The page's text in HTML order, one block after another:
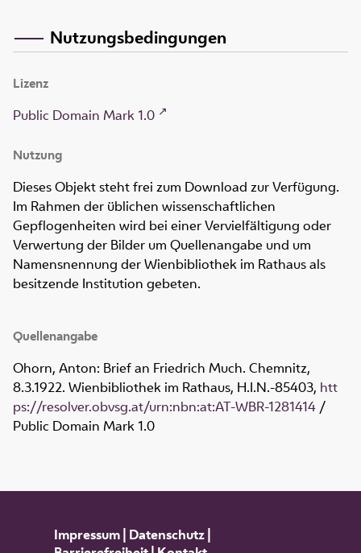
Nutzungsbedingungen
Lizenz
Public Domain Mark 1.0
Nutzung
Dieses Objekt steht frei zum Download zur Verfügung.
Im Rahmen der üblichen wissenschaftlichen
Gepflogenheiten wird bei einer Vervielfältigung oder
Verwertung der Bilder um Quellenangabe und um
Namensnennung der Wienbibliothek im Rathaus als
besitzende Institution gebeten.
Quellenangabe
Ohorn, Anton: Brief an Friedrich Much. Chemnitz,
8.3.1922. Wienbibliothek im Rathaus, H.I.N.-85403, htt
ps://resolver.obvsg.at/urn:nbn:at:AT-WBR-1281414 /
Public Domain Mark 1.0
Impressum| Datenschutz|